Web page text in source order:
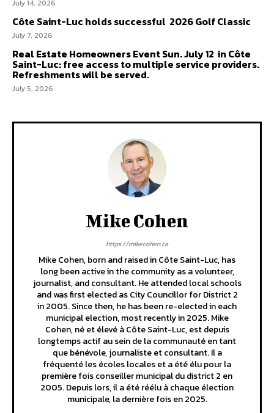
July 14, 2026
Côte Saint-Luc holds successful 2026 Golf Classic
July 7, 2026
Real Estate Homeowners Event Sun. July 12 in Côte
Saint-Luc: free access to multiple service providers.
Refreshments will be served.
July 5, 2026
Mike Cohen
https://mikecohen.ca
Mike Cohen, born and raised in Côte Saint-Luc, has
long been active in the community as a volunteer,
journalist, and consultant. He attended local schools
and was first elected as City Councillor for District 2
in 2005. Since then, he has been re-elected in each
municipal election, most recently in 2025. Mike
Cohen, né et élevé à Côte Saint-Luc, est depuis
longtemps actif au sein de la communauté en tant
que bénévole, journaliste et consultant. Il a
fréquenté les écoles locales et a été élu pour la
première fois conseiller municipal du district 2 en
2005. Depuis lors, il a été réélu à chaque élection
municipale, la dernière fois en 2025.